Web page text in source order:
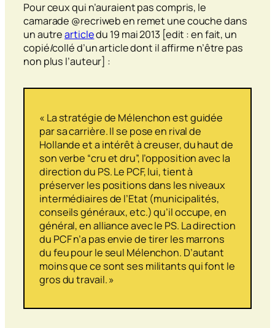
Pour ceux qui n’auraient pas compris, le
camarade @recriweb en remet une couche dans
un autrearticledu 19 mai 2013 [edit : en fait, un
copié/collé d’un article dont il affirme n’être pas
non plus l’auteur] :
« La stratégie de Mélenchon est guidée
par sa carrière. Il se pose en rival de
Hollande et a intérêt à creuser, du haut de
son verbe “cru et dru”, l’opposition avec la
direction du PS. Le PCF, lui, tient à
préserver les positions dans les niveaux
intermédiaires de l’Etat (municipalités,
conseils généraux, etc.) qu’il occupe, en
général, en alliance avec le PS. La direction
du PCF n’a pas envie de tirer les marrons
du feu pour le seul Mélenchon. D’autant
moins que ce sont ses militants qui font le
gros du travail. »